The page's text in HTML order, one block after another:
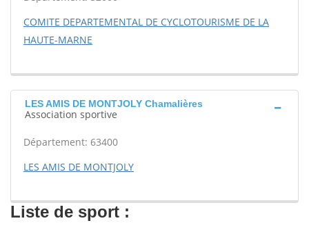
COMITE DEPARTEMENTAL DE CYCLOTOURISME DE LA
HAUTE-MARNE
LES AMIS DE MONTJOLY Chamalières
Association sportive
Département: 63400
LES AMIS DE MONTJOLY
Liste de sport :